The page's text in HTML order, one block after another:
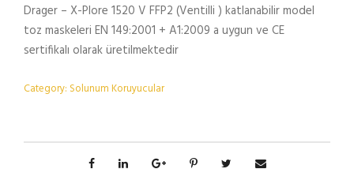
Drager – X-Plore 1520 V FFP2 (Ventilli ) katlanabilir model
toz maskeleri EN 149:2001 + A1:2009 a uygun ve CE
sertifikalı olarak üretilmektedir
Category: Solunum Koruyucular